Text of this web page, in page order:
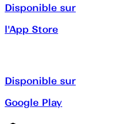
Disponible sur
l'App Store
Disponible sur
Google Play